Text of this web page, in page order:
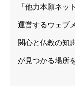
「他力本願ネッ
運営するウェブ
関心と仏教の知
が見つかる場所